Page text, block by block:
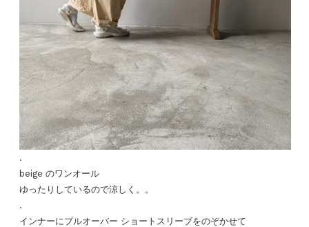
.
beige のワンオール
ゆったりしているので涼しく。。
.
インナーにプルオーバー ショートスリーブをのぞかせて